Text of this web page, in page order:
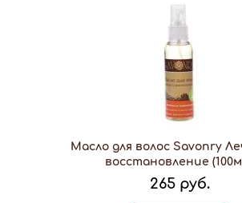
Масло для волос Savonry
восстановление
265 руб.